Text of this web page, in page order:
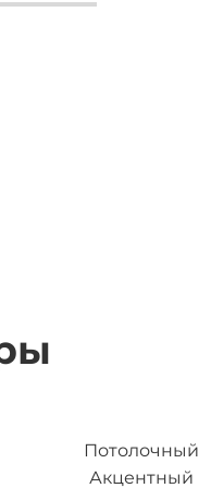
Потолочный
Акцентный